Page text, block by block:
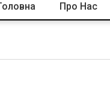
Про Нас